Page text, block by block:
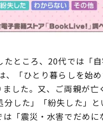
ところ、20代では「
「ひとり暮らしを始
した。又、ご両親が
した」「紛失した」
「震災・水害でだめ